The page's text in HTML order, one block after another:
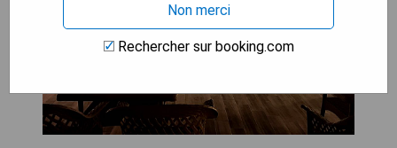
Non merci
Rechercher sur booking.com